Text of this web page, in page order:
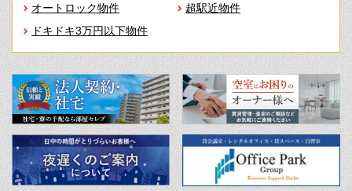
オートロック物件
超駅近物件
ドキドキ3万円以下物件